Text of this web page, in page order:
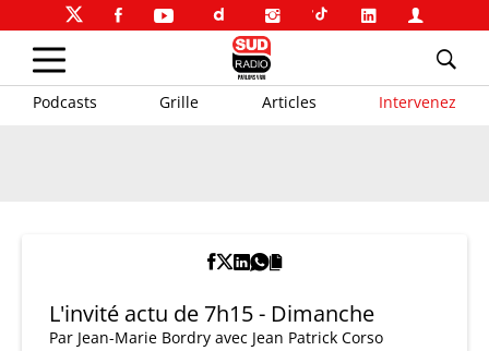
Podcasts Grille Articles Intervenez
L'invité actu de 7h15 - Dimanche
Par Jean-Marie Bordry avec Jean Patrick Corso